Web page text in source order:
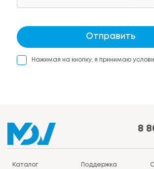
Отправить
Нажимая на кнопку, я принимаю
8
Каталог Поддержка